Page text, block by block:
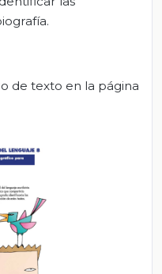
de texto en la página